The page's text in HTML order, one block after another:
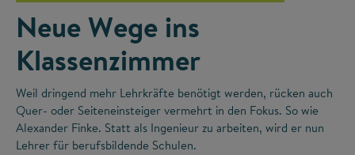
Neue Wege ins
Klassenzimmer
Weil dringend mehr Lehrkräfte benötigt werden, rücken auch
Quer- oder Seiteneinsteiger vermehrt in den Fokus. So wie
Alexander Finke. Statt als Ingenieur zu arbeiten, wird er nun
Lehrer für berufsbildende Schulen.